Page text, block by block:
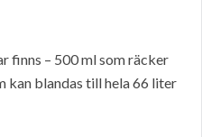
finns – 500 ml som räcker
kan blandas till hela 66 liter